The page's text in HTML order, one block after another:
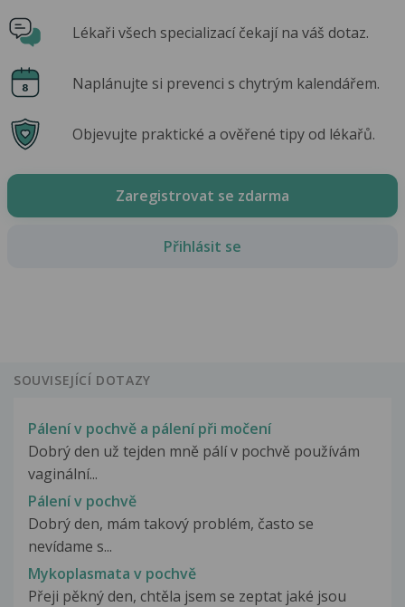
Lékaři všech specializací čekají na váš dotaz.
Naplánujte si prevenci s chytrým kalendářem.
Objevujte praktické a ověřené tipy od lékařů.
Zaregistrovat se zdarma
Přihlásit se
SOUVISEJÍCÍ DOTAZY
Pálení v pochvě a pálení při močení
Dobrý den už tejden mně pálí v pochvě používám
vaginální...
Pálení v pochvě
Dobrý den, mám takový problém, často se
nevídame s...
Mykoplasmata v pochvě
Přeji pěkný den, chtěla jsem se zeptat jaké jsou